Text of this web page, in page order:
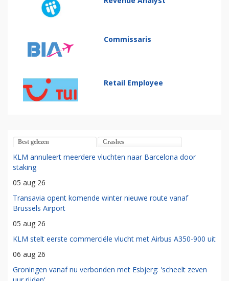
Commissaris
Retail Employee
Best gelezen Crashes
KLM annuleert meerdere vluchten naar Barcelona door
staking
05 aug 26
Transavia opent komende winter nieuwe route vanaf
Brussels Airport
05 aug 26
KLM stelt eerste commerciële vlucht met Airbus A350-900 uit
06 aug 26
Groningen vanaf nu verbonden met Esbjerg: 'scheelt zeven